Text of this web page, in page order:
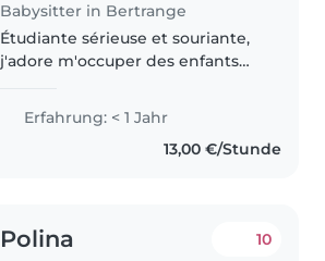
Babysitter in Bertrange
Étudiante sérieuse et souriante,
j'adore m'occuper des enfants
Disponible vite, fiable et
ponctuelle !
Erfahrung: < 1 Jahr
13,00 €/Stunde
Polina 10